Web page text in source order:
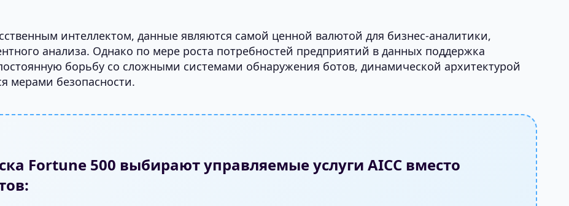
интеллектом, данные являются самой ценной валютой для бизнес-аналитики,
анализа. Однако по мере роста потребностей предприятий в данных поддержка
борьбу со сложными системами обнаружения ботов, динамической архитектурой
мерами безопасности.
Fortune 500 выбирают управляемые услуги AICC вместо